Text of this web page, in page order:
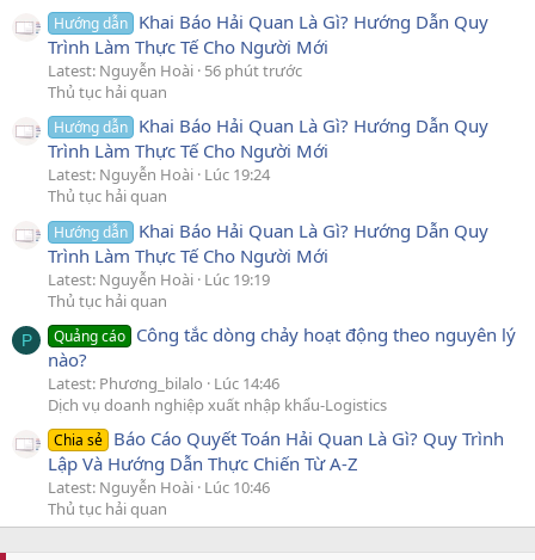
Hướng dẫn Khai Báo Hải Quan Là Gì? Hướng Dẫn Quy
Trình Làm Thực Tế Cho Người Mới
Latest: Nguyễn Hoài 56 phút trước
Thủ tục hải quan
Hướng dẫn Khai Báo Hải Quan Là Gì? Hướng Dẫn Quy
Trình Làm Thực Tế Cho Người Mới
Latest: Nguyễn Hoài Lúc 19:24
Thủ tục hải quan
Hướng dẫn Khai Báo Hải Quan Là Gì? Hướng Dẫn Quy
Trình Làm Thực Tế Cho Người Mới
Latest: Nguyễn Hoài Lúc 19:19
Thủ tục hải quan
P Quảng cáo Công tắc dòng chảy hoạt động theo nguyên lý
nào?
Latest: Phương_bilalo
Lúc 14:46
Dịch vụ doanh nghiệp xuất nhập khẩu-Logistics
Chia sẻ Báo Cáo Quyết Toán Hải Quan Là Gì? Quy Trình
Lập Và Hướng Dẫn Thực Chiến Từ A-Z
Latest: Nguyễn Hoài Lúc 10:46
Thủ tục hải quan